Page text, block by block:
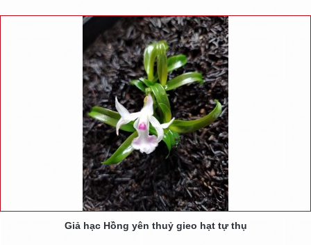
Giả hạc Hồng yên thuỷ gieo hạt tự thụ